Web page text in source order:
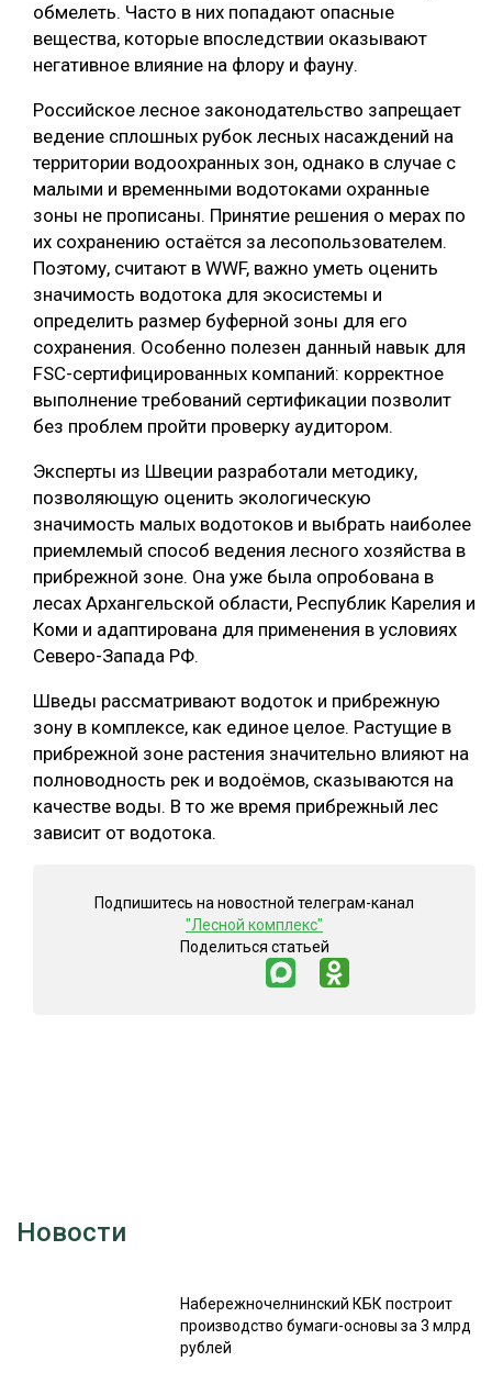
обмелеть. Часто в них попадают опасные
вещества, которые впоследствии оказывают
негативное влияние на флору и фауну.
Российское лесное законодательство запрещает
ведение сплошных рубок лесных насаждений на
территории водоохранных зон, однако в случае с
малыми и временными водотоками охранные
зоны не прописаны. Принятие решения о мерах по
их сохранению остаётся за лесопользователем.
Поэтому, считают в WWF, важно уметь оценить
значимость водотока для экосистемы и
определить размер буферной зоны для его
сохранения. Особенно полезен данный навык для
FSC-сертифицированных компаний: корректное
выполнение требований сертификации позволит
без проблем пройти проверку аудитором.
Эксперты из Швеции разработали методику,
позволяющую оценить экологическую
значимость малых водотоков и выбрать наиболее
приемлемый способ ведения лесного хозяйства в
прибрежной зоне. Она уже была опробована в
лесах Архангельской области, Республик Карелия и
Коми и адаптирована для применения в условиях
Северо-Запада РФ.
Шведы рассматривают водоток и прибрежную
зону в комплексе, как единое целое. Растущие в
прибрежной зоне растения значительно влияют на
полноводность рек и водоёмов, сказываются на
качестве воды. В то же время прибрежный лес
зависит от водотока.
Подпишитесь на новостной телеграм-канал
"Лесной комплекс"
Поделиться статьей
Новости
Набережночелнинский КБК построит
производство бумаги-основы за 3 млрд
рублей